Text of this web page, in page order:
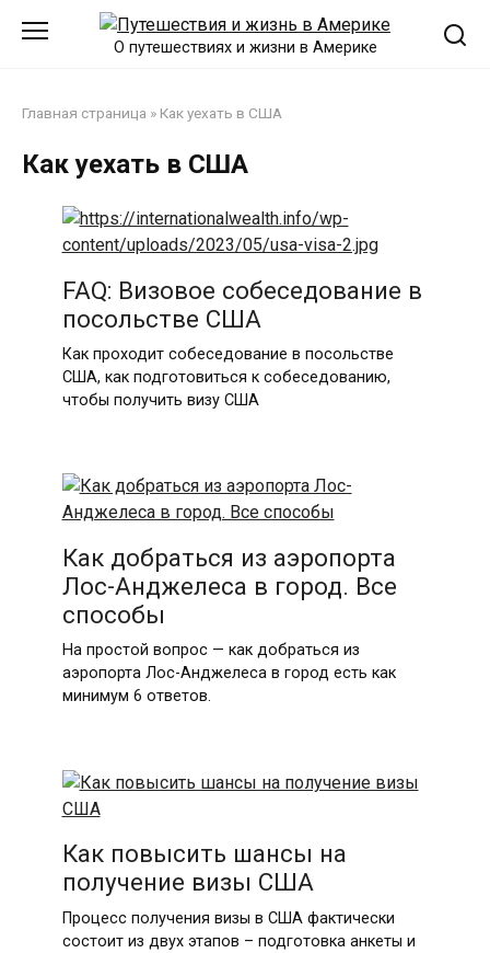
О путешествиях и жизни в Америке
Главная страница » Как уехать в США
Как уехать в США
FAQ: Визовое собеседование в
посольстве США
Как проходит собеседование в посольстве
США, как подготовиться к собеседованию,
чтобы получить визу США
Как добраться из аэропорта
Лос-Анджелеса в город. Все
способы
На простой вопрос — как добраться из
аэропорта Лос-Анджелеса в город есть как
минимум 6 ответов.
Как повысить шансы на
получение визы США
Процесс получения визы в США фактически
состоит из двух этапов – подготовка анкеты и